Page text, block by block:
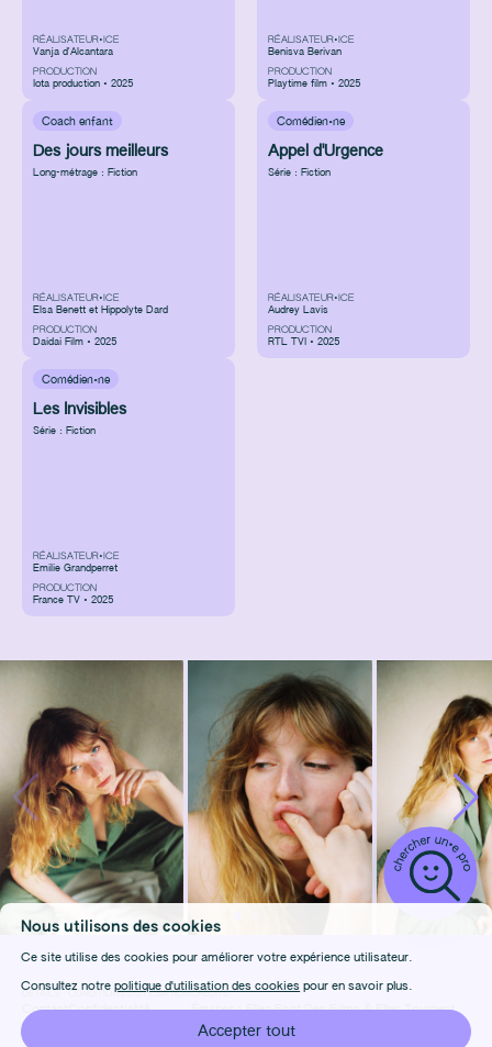
RÉALISATEUR•ICE
Vanja d'Alcantara
PRODUCTION
Iota production • 2025
RÉALISATEUR•ICE
Benisva Berivan
PRODUCTION
Playtime film • 2025
Coach enfant
Des jours meilleurs
Long-métrage : Fiction
RÉALISATEUR•ICE
Elsa Benett et Hippolyte Dard
PRODUCTION
Daidai Film • 2025
Comédien·ne
Appel d'Urgence
Série : Fiction
RÉALISATEUR•ICE
Audrey Lavis
PRODUCTION
RTL TVI • 2025
Comédien·ne
Les Invisibles
Série : Fiction
RÉALISATEUR•ICE
Emilie Grandperret
PRODUCTION
France TV • 2025
Nous utilisons des cookies
Ce site utilise des cookies pour améliorer votre expérience utilisateur.
Consultez notrepolitique d'utilisation des cookies pour en savoir plus.
Accepter tout
Contact
FAQ
CONDITIONS D'UTILISATION
Confidentialité
CRÉDITS
Équipes :Elles Font Des Films&Elles Tournent
Design & Front-end :